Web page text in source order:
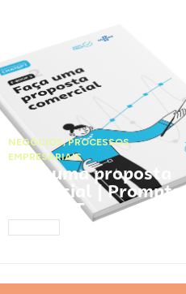
NEGÓCIOS,PROCESSOS
EMPRESARIAIS
Faça uma proposta
comercial | Prompts
ChatGPT